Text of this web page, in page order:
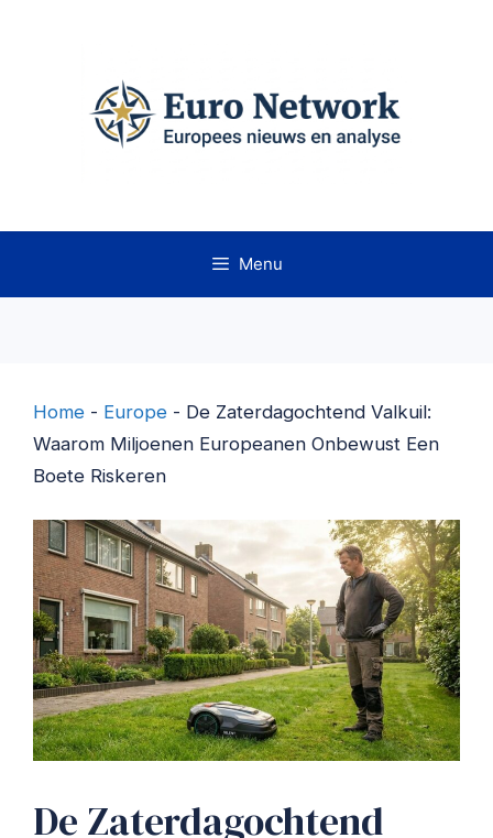
Menu
Home - Europe - De Zaterdagochtend Valkuil:
Waarom Miljoenen Europeanen Onbewust Een
Boete Riskeren
De Zaterdagochtend